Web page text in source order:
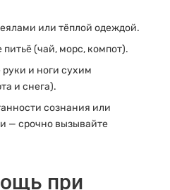
или тёплой одеждой.
(чай, морс, компот).
и ноги сухим
и снега).
сознания или
— срочно вызывайте
при